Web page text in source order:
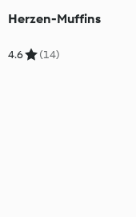
Herzen-Muffins
4.6 (14)